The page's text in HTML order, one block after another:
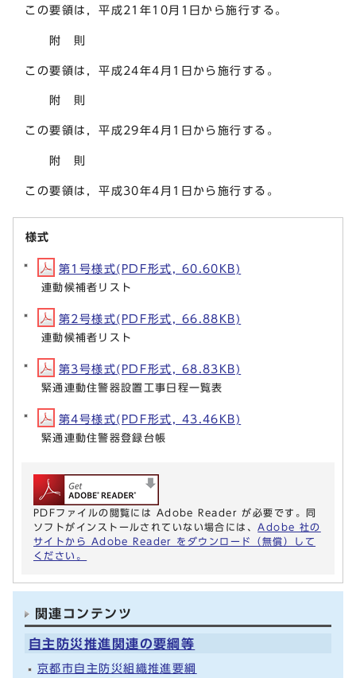
この要領は，平成21年10月1日から施行する。
附 則
この要領は，平成24年4月1日から施行する。
附 則
この要領は，平成29年4月1日から施行する。
附 則
この要領は，平成30年4月1日から施行する。
様式
第1号様式(PDF形式, 60.60KB)
連動候補者リスト
第2号様式(PDF形式, 66.88KB)
連動候補者リスト
第3号様式(PDF形式, 68.83KB)
緊通連動住警器設置工事日程一覧表
第4号様式(PDF形式, 43.46KB)
緊通連動住警器登録台帳
PDFファイルの閲覧には Adobe Reader が必要です。同
ソフトがインストールされていない場合には、 Adobe 社の
サイトから Adobe Reader をダウンロード（無償）して
ください。
関連コンテンツ
自主防災推進関連の要綱等
京都市自主防災組織推進要綱